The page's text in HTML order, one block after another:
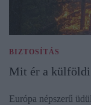
BIZTOSÍTÁS
Mit ér a külföldi
Európa népszerű